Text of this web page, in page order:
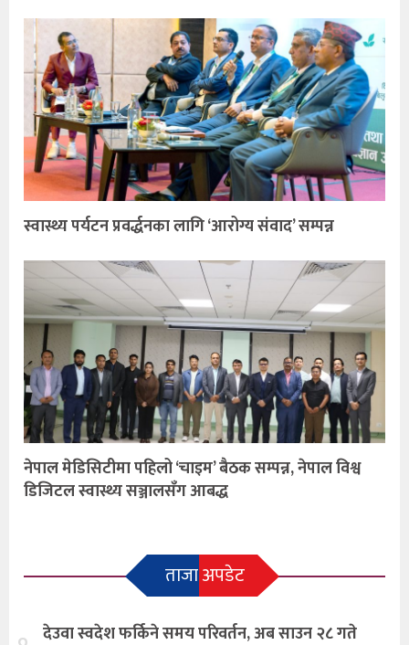
स्वास्थ्य पर्यटन प्रवर्द्धनका लागि ‘आरोग्य संवाद’ सम्पन्न
नेपाल मेडिसिटीमा पहिलो ‘चाइम’ बैठक सम्पन्न, नेपाल विश्व
डिजिटल स्वास्थ्य सञ्जालसँग आबद्ध
ताजा अपडेट
देउवा स्वदेश फर्किने समय परिवर्तन, अब साउन २८ गते